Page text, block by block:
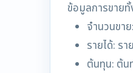
ข้อมูลการขาย
จำนวนขา
รายได้: ร
ต้นทุน: ต้น